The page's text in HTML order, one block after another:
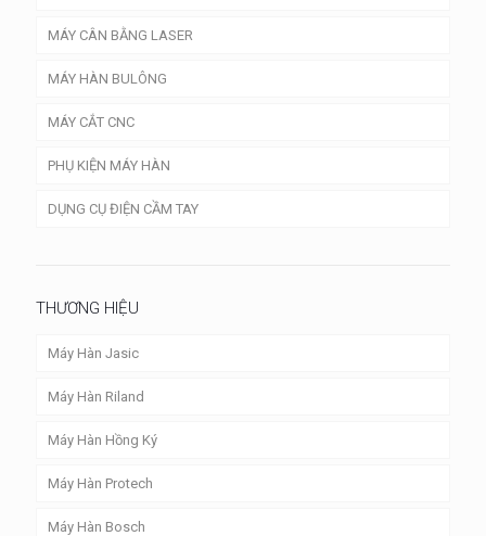
MÁY CÂN BẰNG LASER
MÁY HÀN BULÔNG
MÁY CẮT CNC
PHỤ KIỆN MÁY HÀN
DỤNG CỤ ĐIỆN CẦM TAY
THƯƠNG HIỆU
Máy Hàn Jasic
Máy Hàn Riland
Máy Hàn Hồng Ký
Máy Hàn Protech
Máy Hàn Bosch